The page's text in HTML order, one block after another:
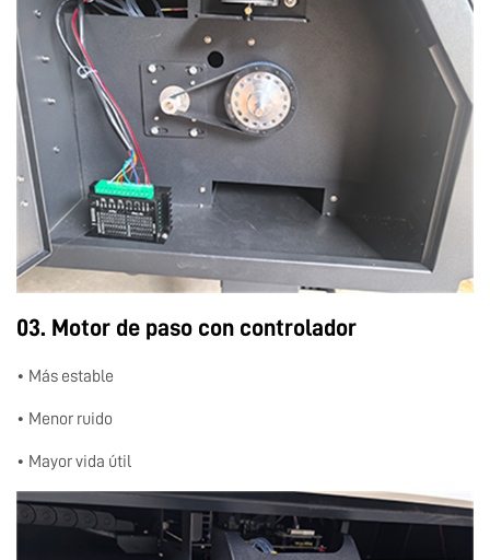
03. Motor de paso con controlador
• Más estable
• Menor ruido
• Mayor vida útil